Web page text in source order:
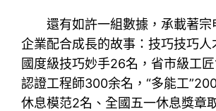
還有如許一組數據，承載著
企業配合成長的故事：技巧技巧人
國度級技巧妙手26名，省市級工
認證工程師300余名，“多能工
休息模范2名、全國五一休息獎章